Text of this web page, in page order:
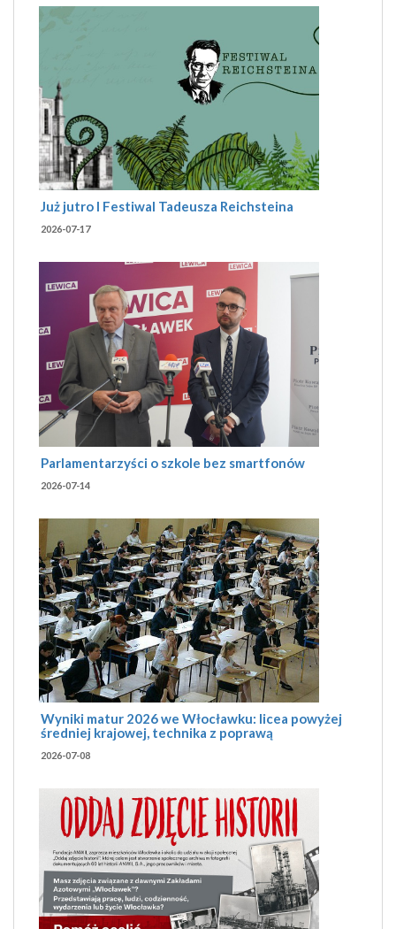
Już jutro I Festiwal Tadeusza Reichsteina
2026-07-17
Parlamentarzyści o szkole bez smartfonów
2026-07-14
Wyniki matur 2026 we Włocławku: licea powyżej
średniej krajowej, technika z poprawą
2026-07-08